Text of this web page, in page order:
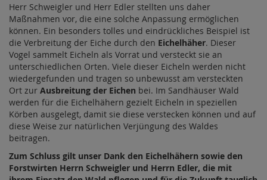
Herr Schweigler und Herr Edler stellten uns daher
Maßnahmen vor, die eine solche Anpassung ermöglichen
können. Ein besonders tolles und eindrückliches Beispiel ist
die Verbreitung der Eiche durch den Eichelhäher. Dieser
Vogel sammelt Eicheln als Vorrat und versteckt sie an
unterschiedlichen Orten. Viele dieser Eicheln werden nicht
wiedergefunden und tragen so unbewusst am versteckten
Ort zur Ausbreitung der Eichen bei. Im Sandhäuser Wald
werden für die Eichelhähern gezielt Eicheln in speziellen
Körben ausgelegt, damit sie diese verstecken können und auf
diese Weise zur natürlichen Verjüngung des Waldes
beitragen.
Zum Schluss gilt unser Dank den Eichelhähern sowie den
Forstwirten Herrn Schweigler und Herrn Edler, die mit